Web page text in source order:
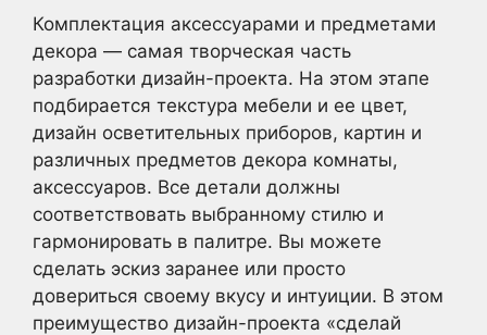
Комплектация аксессуарами и предметами
декора — самая творческая часть
разработки дизайн-проекта. На этом этапе
подбирается текстура мебели и ее цвет,
дизайн осветительных приборов, картин и
различных предметов декора комнаты,
аксессуаров. Все детали должны
соответствовать выбранному стилю и
гармонировать в палитре. Вы можете
сделать эскиз заранее или просто
довериться своему вкусу и интуиции. В этом
преимущество дизайн-проекта «сделай